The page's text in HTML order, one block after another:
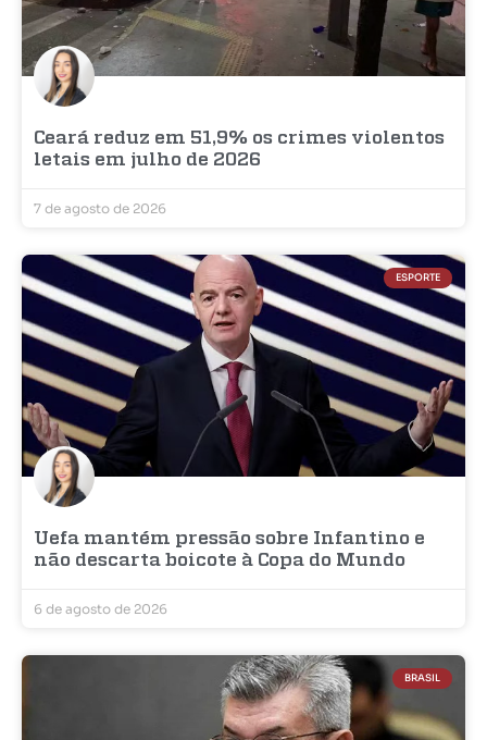
Ceará reduz em 51,9% os crimes violentos
letais em julho de 2026
7 de agosto de 2026
ESPORTE
Uefa mantém pressão sobre Infantino e
não descarta boicote à Copa do Mundo
6 de agosto de 2026
BRASIL